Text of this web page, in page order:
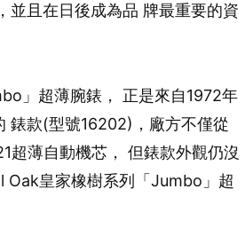
並且在日後成為品 牌最重要的資
」超薄腕錶， 正是來自1972年
錶款(型號16202)，廠方不僅從
超薄自動機芯， 但錶款外觀仍沒
Oak皇家橡樹系列「Jumbo」超